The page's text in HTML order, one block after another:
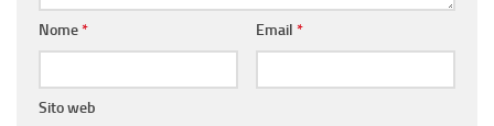
Nome* Email *
Sito web